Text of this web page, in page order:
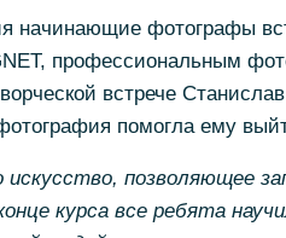
начинающие фотографы
профессиональным
встрече
помогла ему
позволяющее
курса все ребята